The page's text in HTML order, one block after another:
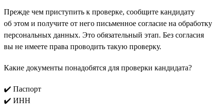
Прежде чем приступить к проверке, сообщите кандидату
об этом и получите от него письменное согласие на обработку
персональных данных. Это обязательный этап. Без согласия
вы не имеете права проводить такую проверку.
Какие документы понадобятся для проверки кандидата?
✔️ Паспорт
✔️ ИНН